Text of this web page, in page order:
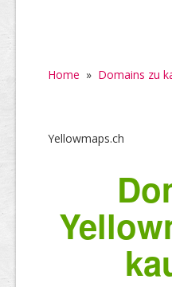
Home » Domains zu
Yellowmaps.ch